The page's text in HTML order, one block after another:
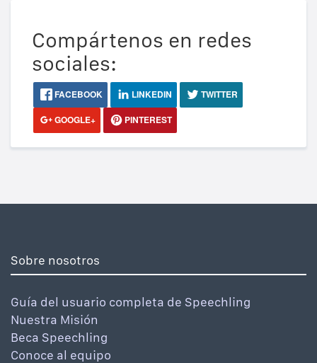
Compártenos en redes
sociales:
FACEBOOK LINKEDIN
TWITTER
GOOGLE+
PINTEREST
Sobre nosotros
Guía del usuario completa de Speechling
Nuestra Misión
Beca Speechling
Conoce al equipo